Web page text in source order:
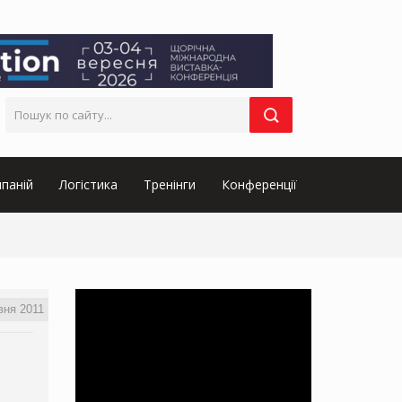
Логістика Тренінги Конференції
2011